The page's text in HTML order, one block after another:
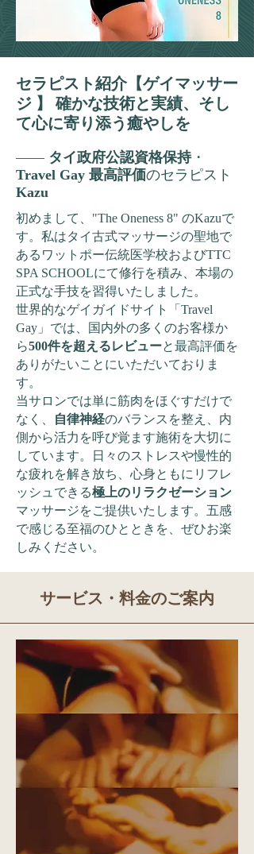
セラピスト紹介【ゲイマッサー
ジ 】 確かな技術と実績、そし
て心に寄り添う癒やしを
—— タイ政府公認資格保持・
Travel Gay 最高評価のセラピスト
Kazu
初めまして、"The Oneness 8" のKazuで
す。私はタイ古式マッサージの聖地で
あるワットポー伝統医学校およびTTC
SPA SCHOOLにて修行を積み、本場の
正式な手技を習得いたしました。
世界的なゲイガイドサイト「Travel
Gay」では、国内外の多くのお客様か
ら500件を超えるレビューと最高評価を
ありがたいことにいただいておりま
す。
当サロンでは単に筋肉をほぐすだけで
なく、
自律神経のバランスを整え、内
側から活力を呼び覚ます施術を大切に
しています。日々のストレスや慢性的
な疲れを解き放ち、心身ともにリフレ
ッシュできる極上のリラクゼーション
マッサージをご提供いたします。五感
で感じる至福のひとときを、ぜひお楽
しみください。
サービス・料金のご案内